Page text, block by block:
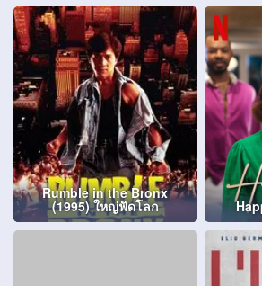
Rumble in the Bronx
(1995) ใหญ่ฟัดโลก